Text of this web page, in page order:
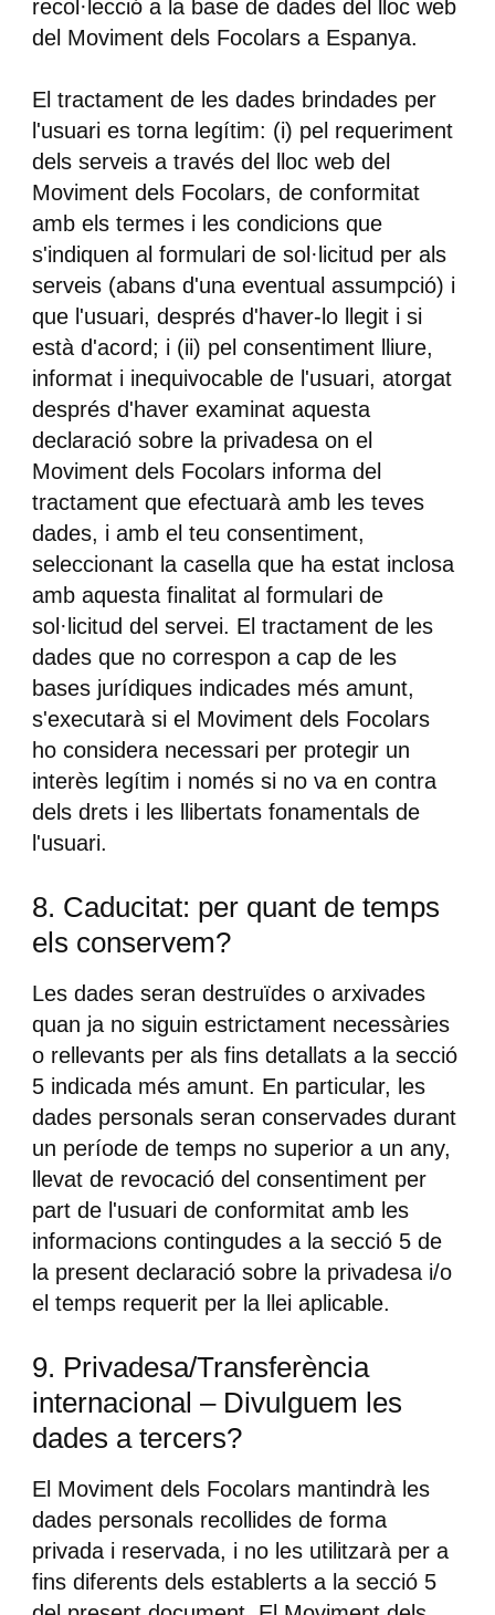
recol·lecció a la base de dades del lloc web
del Moviment dels Focolars a Espanya.
El tractament de les dades brindades per
l'usuari es torna legítim: (i) pel requeriment
dels serveis a través del lloc web del
Moviment dels Focolars, de conformitat
amb els termes i les condicions que
s'indiquen al formulari de sol·licitud per als
serveis (abans d'una eventual assumpció) i
que l'usuari, després d'haver-lo llegit i si
està d'acord; i (ii) pel consentiment lliure,
informat i inequivocable de l'usuari, atorgat
després d'haver examinat aquesta
declaració sobre la privadesa on el
Moviment dels Focolars informa del
tractament que efectuarà amb les teves
dades, i amb el teu consentiment,
seleccionant la casella que ha estat inclosa
amb aquesta finalitat al formulari de
sol·licitud del servei. El tractament de les
dades que no correspon a cap de les
bases jurídiques indicades més amunt,
s'executarà si el Moviment dels Focolars
ho considera necessari per protegir un
interès legítim i només si no va en contra
dels drets i les llibertats fonamentals de
l'usuari.
8. Caducitat: per quant de temps
els conservem?
Les dades seran destruïdes o arxivades
quan ja no siguin estrictament necessàries
o rellevants per als fins detallats a la secció
5 indicada més amunt. En particular, les
dades personals seran conservades durant
un període de temps no superior a un any,
llevat de revocació del consentiment per
part de l'usuari de conformitat amb les
informacions contingudes a la secció 5 de
la present declaració sobre la privadesa i/o
el temps requerit per la llei aplicable.
9. Privadesa/Transferència
internacional – Divulguem les
dades a tercers?
El Moviment dels Focolars mantindrà les
dades personals recollides de forma
privada i reservada, i no les utilitzarà per a
fins diferents dels establerts a la secció 5